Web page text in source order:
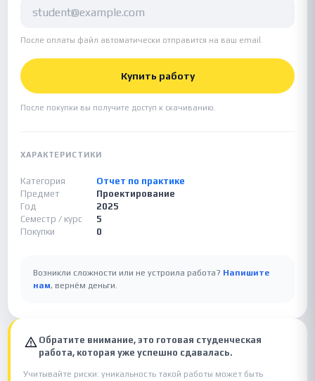
После оплаты файл автоматически отправится на ваш email.
Купить работу
После покупки вы получите доступ к скачиванию.
ХАРАКТЕРИСТИКИ
Категория
Отчет по практике
Предмет
Проектирование
Год
2025
Семестр / курс
5
Покупки
0
Возникли сложности или не устроила работа? Напишите
нам, вернём деньги.
Обратите внимание, это готовая студенческая
работа, которая уже успешно сдавалась.
Учитывайте риски: уникальность такой работы может быть